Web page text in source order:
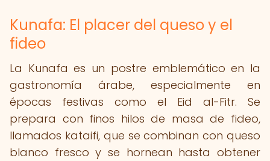
Kunafa: El placer del queso y el
fideo
La Kunafa es un postre emblemático en la
gastronomía árabe, especialmente en
épocas festivas como el Eid al-Fitr. Se
prepara con finos hilos de masa de fideo,
llamados kataifi, que se combinan con queso
blanco fresco y se hornean hasta obtener